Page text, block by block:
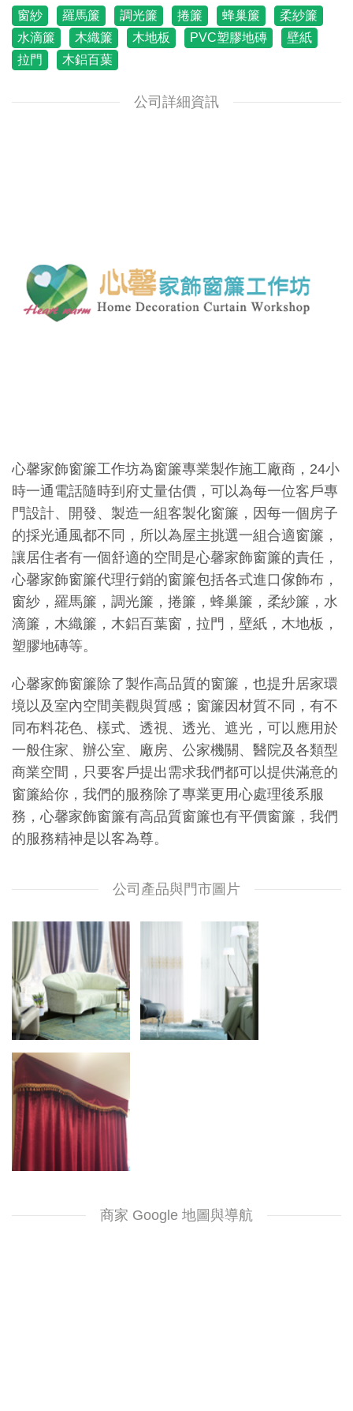
窗紗 羅馬簾 調光簾 捲簾 蜂巢簾
柔紗簾
水滴簾
木織簾 木地板 PVC塑膠地磚
壁紙
拉門
木鋁百葉
公司詳細資訊
心馨家飾窗簾工作坊為窗簾專業製作施工廠商，24小
時一通電話隨時到府丈量估價，可以為每一位客戶專
門設計、開發、製造一組客製化窗簾，因每一個房子
的採光通風都不同，所以為屋主挑選一組合適窗簾，
讓居住者有一個舒適的空間是心馨家飾窗簾的責任，
心馨家飾窗簾代理行銷的窗簾包括各式進口傢飾布，
窗紗，羅馬簾，調光簾，捲簾，蜂巢簾，柔紗簾，水
滴簾，木織簾，木鋁百葉窗，拉門，壁紙，木地板，
塑膠地磚等。
心馨家飾窗簾除了製作高品質的窗簾，也提升居家環
境以及室內空間美觀與質感；窗簾因材質不同，有不
同布料花色、樣式、透視、透光、遮光，可以應用於
一般住家、辦公室、廠房、公家機關、醫院及各類型
商業空間，只要客戶提出需求我們都可以提供滿意的
窗簾給你，我們的服務除了專業更用心處理後系服
務，心馨家飾窗簾有高品質窗簾也有平價窗簾，我們
的服務精神是以客為尊。
公司產品與門市圖片
商家 Google 地圖與導航